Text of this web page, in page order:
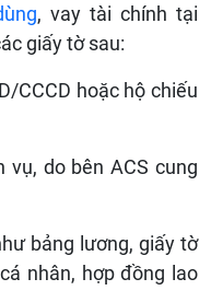
, vay tài chính tại
giấy tờ sau:
CCCD hoặc hộ chiếu
vụ, do bên ACS cung
bảng lương, giấy tờ
nhân, hợp đồng lao